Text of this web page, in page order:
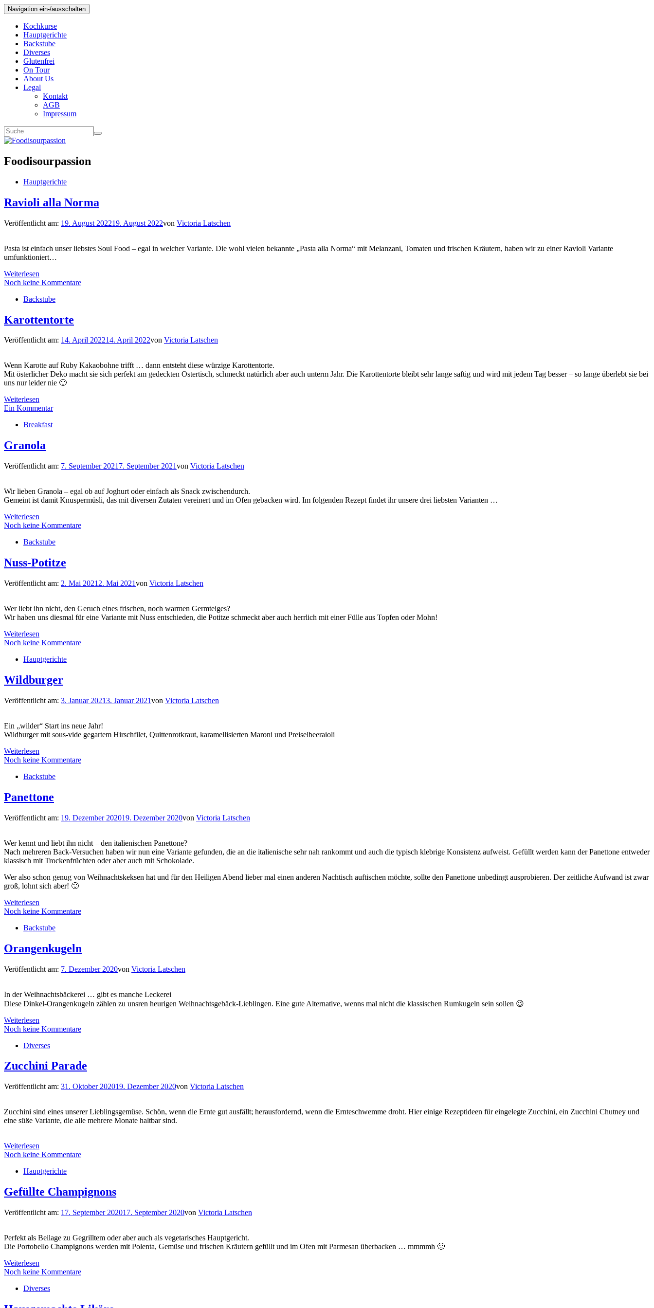
Navigation ein-/ausschalten
Kochkurse
Hauptgerichte
Backstube
Diverses
Glutenfrei
On Tour
About Us
Legal
Kontakt
AGB
Impressum
Foodisourpassion
Hauptgerichte
Ravioli alla Norma
Veröffentlicht am: 19. August 202219. August 2022von Victoria Latschen
Pasta ist einfach unser liebstes Soul Food – egal in welcher Variante. Die wohl vielen bekannte „Pasta alla Norma“ mit Melanzani, Tomaten und frischen Kräutern, haben wir zu einer Ravioli Variante
umfunktioniert…
Weiterlesen
Noch keine Kommentare
Backstube
Karottentorte
Veröffentlicht am: 14. April 202214. April 2022von Victoria Latschen
Wenn Karotte auf Ruby Kakaobohne trifft … dann entsteht diese würzige Karottentorte.
Mit österlicher Deko macht sie sich perfekt am gedeckten Ostertisch, schmeckt natürlich aber auch unterm Jahr. Die Karottentorte bleibt sehr lange saftig und wird mit jedem Tag besser – so lange überlebt sie bei
uns nur leider nie 🙂
Weiterlesen
Ein Kommentar
Breakfast
Granola
Veröffentlicht am: 7. September 2021 7. September 2021von Victoria Latschen
Wir lieben Granola – egal ob auf Joghurt oder einfach als Snack zwischendurch.
Gemeint ist damit Knuspermüsli, das mit diversen Zutaten vereinert und im Ofen gebacken wird. Im folgenden Rezept findet ihr unsere drei liebsten Varianten …
Weiterlesen
Noch keine Kommentare
Backstube
Nuss-Potitze
Veröffentlicht am: 2. Mai 2021 2. Mai 2021von Victoria Latschen
Wer liebt ihn nicht, den Geruch eines frischen, noch warmen Germteiges?
Wir haben uns diesmal für eine Variante mit Nuss entschieden, die Potitze schmeckt aber auch herrlich mit einer Fülle aus Topfen oder Mohn!
Weiterlesen
Noch keine Kommentare
Hauptgerichte
Wildburger
Veröffentlicht am: 3. Januar 20213. Januar 2021von Victoria Latschen
Ein „wilder“ Start ins neue Jahr!
Wildburger mit sous-vide gegartem Hirschfilet, Quittenrotkraut, karamellisierten Maroni und Preiselbeeraioli
Weiterlesen
Noch keine Kommentare
Backstube
Panettone
Veröffentlicht am: 19. Dezember 202019. Dezember 2020von Victoria Latschen
Wer kennt und liebt ihn nicht – den italienischen Panettone?
Nach mehreren Back-Versuchen haben wir nun eine Variante gefunden, die an die italienische sehr nah rankommt und auch die typisch klebrige Konsistenz aufweist. Gefüllt werden kann der Panettone entweder
klassisch mit Trockenfrüchten oder aber auch mit Schokolade.
Wer also schon genug von Weihnachtskeksen hat und für den Heiligen Abend lieber mal einen anderen Nachtisch auftischen möchte, sollte den Panettone unbedingt ausprobieren. Der zeitliche Aufwand ist zwar
groß, lohnt sich aber! 🙂
Weiterlesen
Noch keine Kommentare
Backstube
Orangenkugeln
Veröffentlicht am: 7. Dezember 2020von Victoria Latschen
In der Weihnachtsbäckerei … gibt es manche Leckerei
Diese Dinkel-Orangenkugeln zählen zu unsren heurigen Weihnachtsgebäck-Lieblingen. Eine gute Alternative, wenns mal nicht die klassischen Rumkugeln sein sollen 😉
Weiterlesen
Noch keine Kommentare
Diverses
Zucchini Parade
Veröffentlicht am: 31. Oktober 202019. Dezember 2020von Victoria Latschen
Zucchini sind eines unserer Lieblingsgemüse. Schön, wenn die Ernte gut ausfällt; herausfordernd, wenn die Ernteschwemme droht. Hier einige Rezeptideen für eingelegte Zucchini, ein Zucchini Chutney und
eine süße Variante, die alle mehrere Monate haltbar sind.
Weiterlesen
Noch keine Kommentare
Hauptgerichte
Gefüllte Champignons
Veröffentlicht am: 17. September 202017. September 2020von Victoria Latschen
Perfekt als Beilage zu Gegrilltem oder aber auch als vegetarisches Hauptgericht.
Die Portobello Champignons werden mit Polenta, Gemüse und frischen Kräutern gefüllt und im Ofen mit Parmesan überbacken … mmmmh 🙂
Weiterlesen
Noch keine Kommentare
Diverses